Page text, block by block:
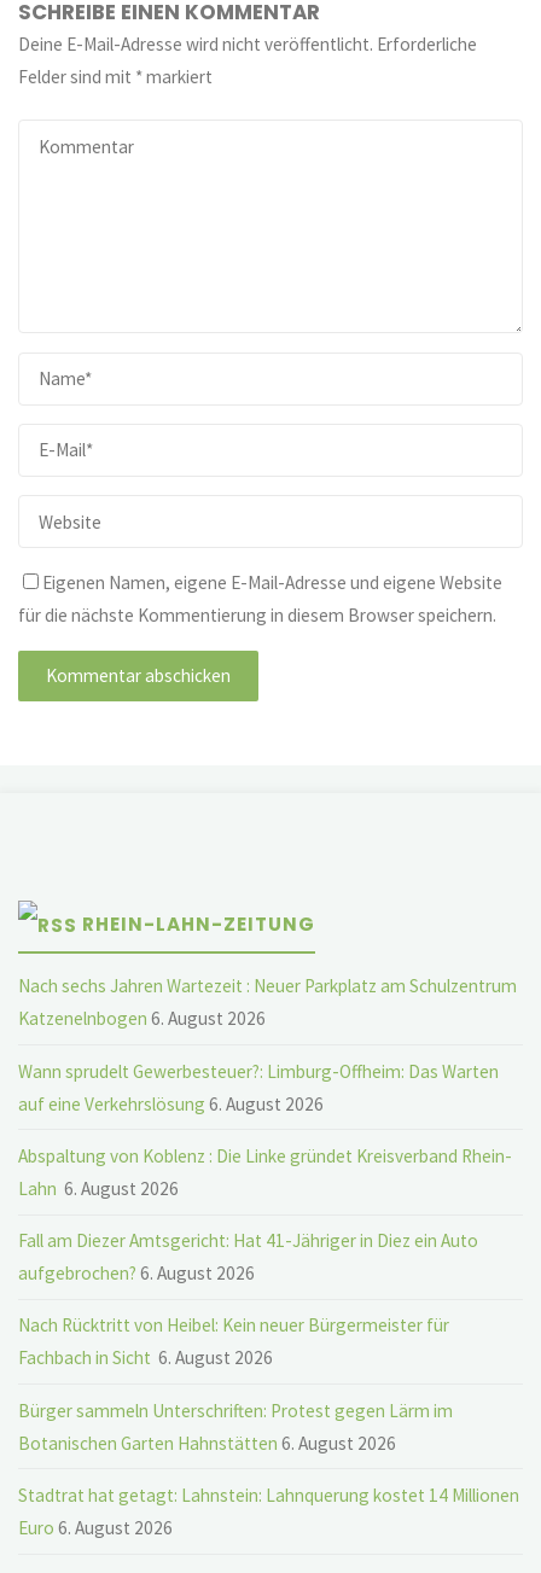
SCHREIBE EINEN KOMMENTAR
Deine E-Mail-Adresse wird nicht veröffentlicht. Erforderliche
Felder sind mit *markiert
Eigenen Namen, eigene E-Mail-Adresse und eigene Website
für die nächste Kommentierung in diesem Browser speichern.
RHEIN-LAHN-ZEITUNG
Nach sechs Jahren Wartezeit : Neuer Parkplatz am Schulzentrum
Katzenelnbogen 6. August 2026
Wann sprudelt Gewerbesteuer?: Limburg-Offheim: Das Warten
auf eine Verkehrslösung 6. August 2026
Abspaltung von Koblenz : Die Linke gründet Kreisverband Rhein-
Lahn 6. August 2026
Fall am Diezer Amtsgericht: Hat 41-Jähriger in Diez ein Auto
aufgebrochen? 6. August 2026
Nach Rücktritt von Heibel: Kein neuer Bürgermeister für
Fachbach in Sicht 6. August 2026
Bürger sammeln Unterschriften: Protest gegen Lärm im
Botanischen Garten Hahnstätten 6. August 2026
Stadtrat hat getagt: Lahnstein: Lahnquerung kostet 14 Millionen
Euro 6. August 2026